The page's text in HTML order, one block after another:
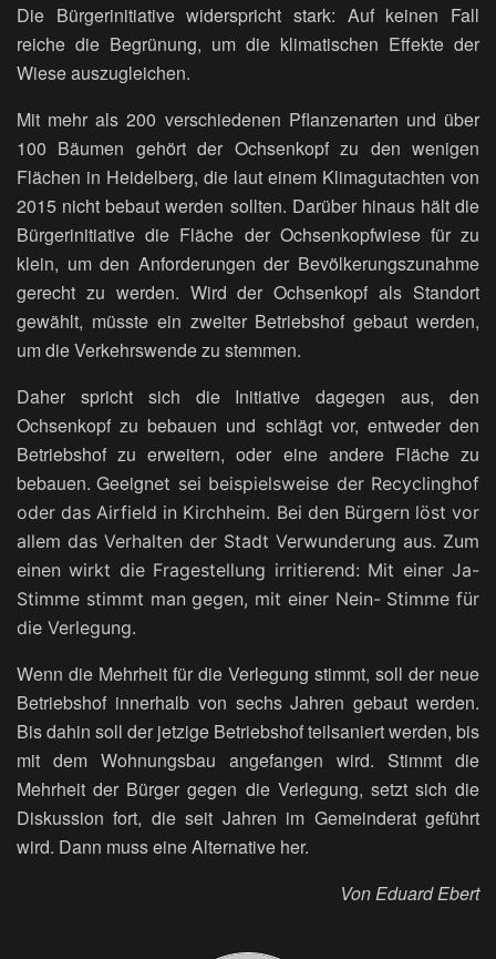
Die Bürgerinitiative widerspricht stark: Auf keinen Fall
reiche die Begrünung, um die klimatischen Effekte der
Wiese auszugleichen.
Mit mehr als 200 verschiedenen Pflanzenarten und über
100 Bäumen gehört der Ochsenkopf zu den wenigen
Flächen in Heidelberg, die laut einem Klimagutachten von
2015 nicht bebaut werden sollten. Darüber hinaus hält die
Bürgerinitiative die Fläche der Ochsenkopfwiese für zu
klein, um den Anforderungen der Bevölkerungszunahme
gerecht zu werden. Wird der Ochsenkopf als Standort
gewählt, müsste ein zweiter Betriebshof gebaut werden,
um die Verkehrswende zu stemmen.
Daher spricht sich die Initiative dagegen aus, den
Ochsenkopf zu bebauen und schlägt vor, entweder den
Betriebshof zu erweitern, oder eine andere Fläche zu
bebauen. Geeignet sei beispielsweise der Recyclinghof
oder das Airfield in Kirchheim. Bei den Bürgern löst vor
allem das Verhalten der Stadt Verwunderung aus. Zum
einen wirkt die Fragestellung irritierend: Mit einer Ja-
Stimme stimmt man gegen, mit einer Nein- Stimme für
die Verlegung.
Wenn die Mehrheit für die Verlegung stimmt, soll der neue
Betriebshof innerhalb von sechs Jahren gebaut werden.
Bis dahin soll der jetzige Betriebshof teilsaniert werden, bis
mit dem Wohnungsbau angefangen wird. Stimmt die
Mehrheit der Bürger gegen die Verlegung, setzt sich die
Diskussion fort, die seit Jahren im Gemeinderat geführt
wird. Dann muss eine Alternative her.
Von Eduard Ebert